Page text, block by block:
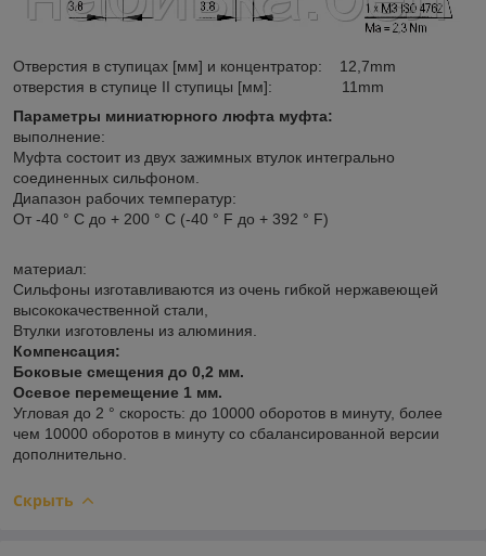
Отверстия в ступицах [мм] и концентратор: 12,7mm
отверстия в ступице II ступицы [мм]: 11mm
Параметры миниатюрного люфта муфта:
выполнение:
Муфта состоит из двух зажимных втулок интегрально
соединенных сильфоном.
Диапазон рабочих температур:
От -40 ° C до + 200 ° С (-40 ° F до + 392 ° F)
материал:
Сильфоны изготавливаются из очень гибкой нержавеющей
высококачественной стали,
Втулки изготовлены из алюминия.
Компенсация:
Боковые смещения до 0,2 мм.
Осевое перемещение 1 мм.
Угловая до 2 ° скорость: до 10000 оборотов в минуту, более
чем 10000 оборотов в минуту со сбалансированной версии
дополнительно.
Скрыть